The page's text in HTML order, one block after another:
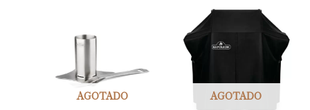
AGOTADO AGOTADO